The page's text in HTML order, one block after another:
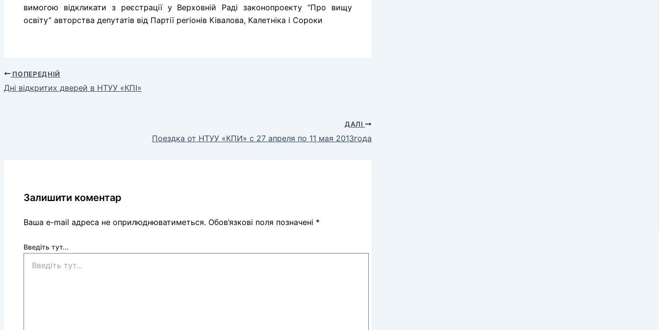
вимогою відкликати з реєстрації у Верховній Раді законопроекту “Про вищу
освіту” авторства депутатів від Партії регіонів Ківалова, Калетніка і Сороки
ПОПЕРЕДНІЙ
Дні відкритих дверей в НТУУ «КПІ»
ДАЛІ
Поездка от НТУУ «КПИ» с 27 апреля по 11 мая 2013года
Залишити коментар
Ваша e-mail адреса не оприлюднюватиметься. Обов’язкові поля позначені *
Введіть тут...